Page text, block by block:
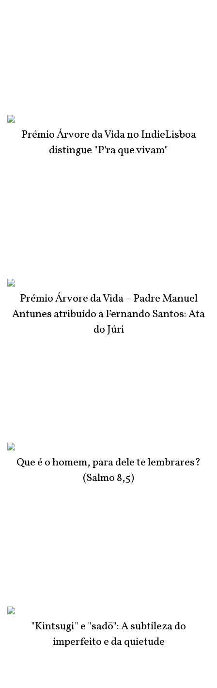
Prémio Árvore da Vida no IndieLisboa
distingue "P'ra que vivam"
Prémio Árvore da Vida – Padre Manuel
Antunes atribuído a Fernando Santos: Ata
do Júri
Que é o homem, para dele te lembrares?
(Salmo 8,5)
"Kintsugi" e "sadō": A subtileza do
imperfeito e da quietude